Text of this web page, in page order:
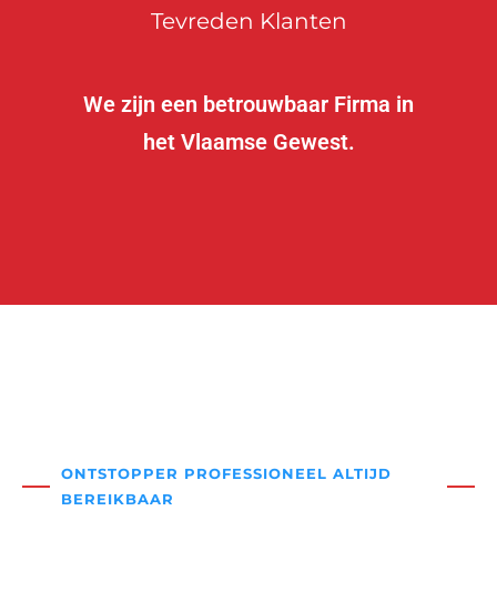
Tevreden Klanten
We zijn een betrouwbaar Firma in
het Vlaamse Gewest.
ONTSTOPPER PROFESSIONEEL ALTIJD
BEREIKBAAR